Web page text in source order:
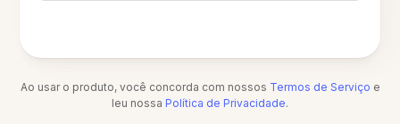
Ao usar o produto, você concorda com nossos Termos de Serviço e
leu nossa Política de Privacidade.